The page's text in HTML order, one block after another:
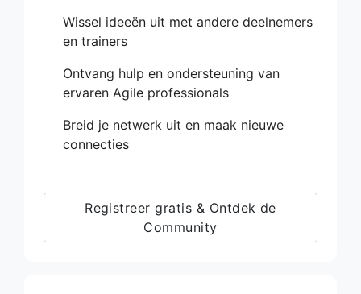
Wissel ideeën uit met andere deelnemers
en trainers
Ontvang hulp en ondersteuning van
ervaren Agile professionals
Breid je netwerk uit en maak nieuwe
connecties
Registreer gratis & Ontdek de
Community